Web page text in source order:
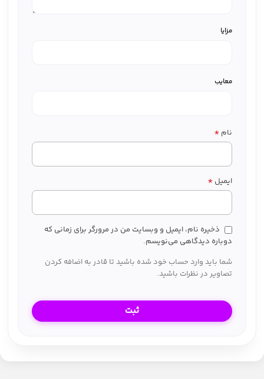
مزایا
معایب
نام *
ایمیل *
ذخیره نام، ایمیل و وبسایت من در مرورگر برای زمانی که
دوباره دیدگاهی می‌نویسم.
شما باید وارد حساب خود شده باشید تا قادر به اضافه کردن
تصاویر در نظرات باشید.